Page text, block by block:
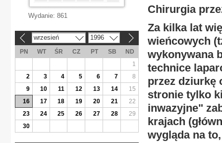
Chirurgia
Za kilka lat
wieńcowych
wykonywana
technice
przez dziurkę
stronie tylko
inwazyjne"
krajach
wygląda na
Wydanie: 861
wrzesień 1996
PN WT ŚR CZ PT SB
ND
1
2
3 4 5 6 7
8
9
10 11 12 13 14
15
16
17 18 19 20 21
22
23
24 25 26 27 28
29
30